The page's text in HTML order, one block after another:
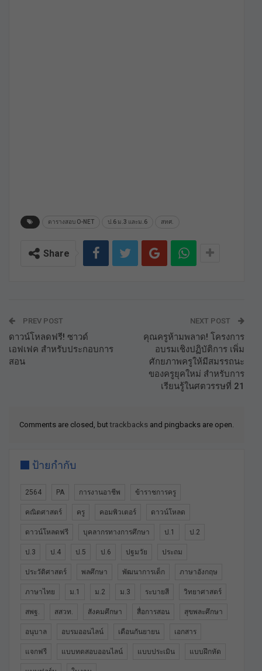
ตารางสอบ O-NET ป.6 ม.3 และม.6 สทศ.
Share
PREV POST
ดาวน์โหลดฟรี! ซาวด์
เอฟเฟค สำหรับประกอบการ
สอน
NEXT POST
คุณครูห้ามพลาด! โครงการ
อบรมเชิงปฏิบัติการ เพิ่ม
ศักยภาพครูให้มีสมรรถนะ
ของครูยุคใหม่ สำหรับการ
เรียนรู้ในศตวรรษที่ 21
Comments are closed, buttrackbacks and pingbacks are open.
ป้ายกำกับ
2564 PA การงานอาชีพ ข้าราชการครู
คณิตศาสตร์ ครู คอมพิวเตอร์ ดาวน์โหลด
ดาวน์โหลดฟรี บุคลากรทางการศึกษา ป.1 ป.2
ป.3 ป.4 ป.5 ป.6 ปฐมวัย ประถม
ประวัติศาสตร์ พลศึกษา พัฒนาการเด็ก ภาษาอังกฤษ
ภาษาไทย ม.1 ม.2 ม.3 ระบายสี วิทยาศาสตร์
สพฐ. สสวท. สังคมศึกษา สื่อการสอน สุขพละศึกษา
อนุบาล อบรมออนไลน์ เดือนกันยายน เอกสาร
แจกฟรี แบบทดสอบออนไลน์ แบบประเมิน แบบฝึกหัด